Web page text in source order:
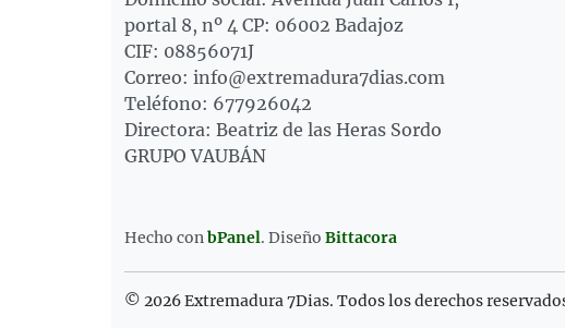
portal 8, nº 4 CP: 06002 Badajoz
CIF: 08856071J
Correo: info@extremadura7dias.com
Teléfono: 677926042
Directora: Beatriz de las Heras Sordo
GRUPO VAUBÁN
Hecho conbPanel. Diseño Bittacora
© 2026 Extremadura 7Dias. Todos los derechos